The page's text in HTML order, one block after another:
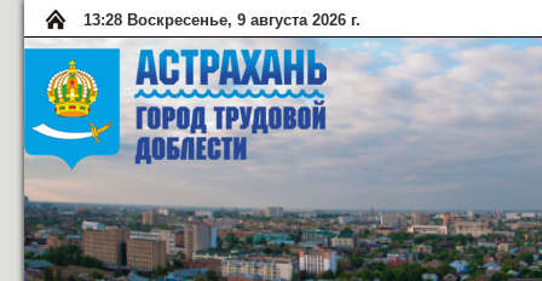
13:28 Воскресенье, 9 августа 2026 г.